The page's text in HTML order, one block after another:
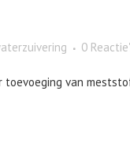
0
toevoeging van